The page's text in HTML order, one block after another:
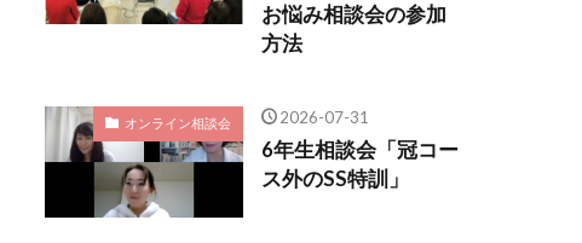
お悩み相談会の参加
方法
オンライン相談会 2026-07-31
6年生相談会「冠コー
ス外のSS特訓」